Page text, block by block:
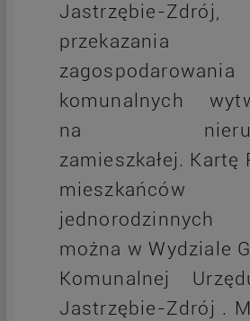
Jastrzębie-
komunalnych
na
zamieszkałej. Kartę
mieszkańców
można w Wydziale
Komunalnej
Jastrzębie-Zdrój .